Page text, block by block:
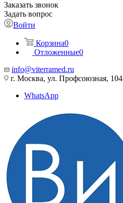
Заказать звонок
Задать вопрос
Войти
Корзина0
Отложенные0
info@viterramed.ru
г. Москва, ул. Профсоюзная, 104
WhatsApp